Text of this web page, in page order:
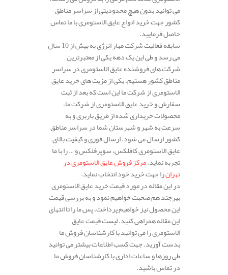
می توانید بدون هیچ محدودیتی از سراسر مناطق
کشور جهت خرید انواع عایق الاستومری با ما تماس
حاصل فرمایید.
سابقه فعالیت شرکت مهار انرژی به بیش از 10 سال
می رسد و طی این یک دهه یکی از معتبرترین
شرکت های فروشنده عایق الاستومری در سراسر
مناطق کشور هستیم. یکی از مزیت های خرید عایق
الاستومری از شرکت ما این است که بعد از ثبت
سفارش و خرید عایق الاستومری از شرکت ما،
محصولات خریداری شده از طریق باربری و به
سرعت به شهر و شهرستان شما در سراسر مناطق
کشور ارسال می شود. ارسال فوری و کیفیت بالای
عایق الاستومری کافلکس، سوپرفلکس و … را با ما
تجربه نماید.مرکز فروش عایق الاستومری در
تهرانرا جهت خرید خود انتخاب نماید.
در این مقاله در مورد قیمت خرید عایق الاستومری
بیرجند هم صحبت خواهیم نمود و به بررسی قیمت
این محصول نیز خواهیم پرداخت. پس ما را تا انتهای
این مقاله همراهی کنید. لیست قیمت عایق
الاستومری را می توانید با کارشناسان فروش ما
بدست آورید. جهت کسب اطلاعات بیشتر می توانید
طی روزها و ساعات اداری با کارشناسان فروش ما
در تماس باشید.